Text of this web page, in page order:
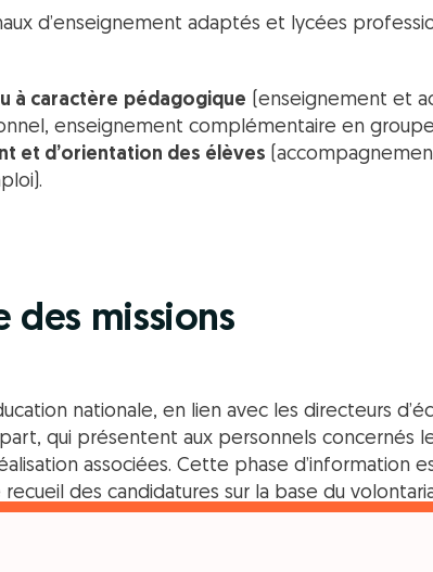
d’enseignement adaptés et lycées
à caractère pédagogique (enseignement et
enseignement complémentaire en
et d’orientation des élèves
des missions
nationale, en lien avec les directeurs
qui présentent aux personnels concernés
associées. Cette phase d’information
des candidatures sur la base du